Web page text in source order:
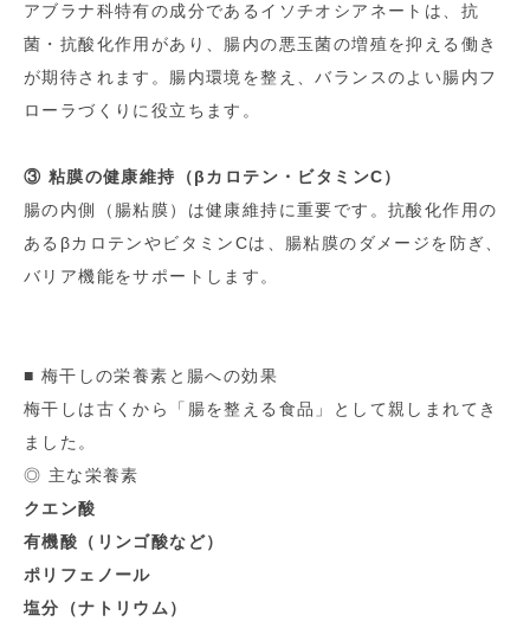
アブラナ科特有の成分であるイソチオシアネートは、抗
菌・抗酸化作用があり、腸内の悪玉菌の増殖を抑える働き
が期待されます。腸内環境を整え、バランスのよい腸内フ
ローラづくりに役立ちます。
③ 粘膜の健康維持（βカロテン・ビタミンC）
腸の内側（腸粘膜）は健康維持に重要です。抗酸化作用の
あるβカロテンやビタミンCは、腸粘膜のダメージを防ぎ、
バリア機能をサポートします。
■ 梅干しの栄養素と腸への効果
梅干しは古くから「腸を整える食品」として親しまれてき
ました。
◎ 主な栄養素
クエン酸
有機酸（リンゴ酸など）
ポリフェノール
塩分（ナトリウム）